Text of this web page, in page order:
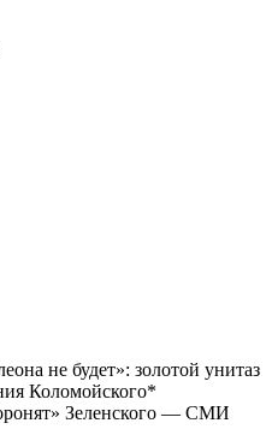
не будет»: золотой унитаз
Коломойского*
Зеленского — СМИ